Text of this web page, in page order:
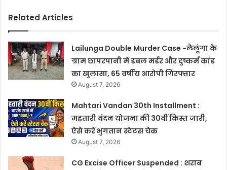
Related Articles
Lailunga Double Murder Case -लैलूंगा के
ग्राम छापरपानी में डबल मर्डर और दुष्कर्म कांड
का खुलासा, 65 वर्षीय आरोपी गिरफ्तार
August 7, 2026
Mahtari Vandan 30th Installment :
महतारी वंदन योजना की 30वीं किस्त जारी,
ऐसे करें भुगतान स्टेटस चेक
August 7, 2026
CG Excise Officer Suspended : शराब